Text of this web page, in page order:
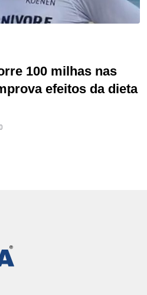
100 milhas nas
efeitos da dieta